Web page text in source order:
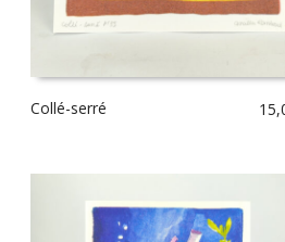
Collé-serré